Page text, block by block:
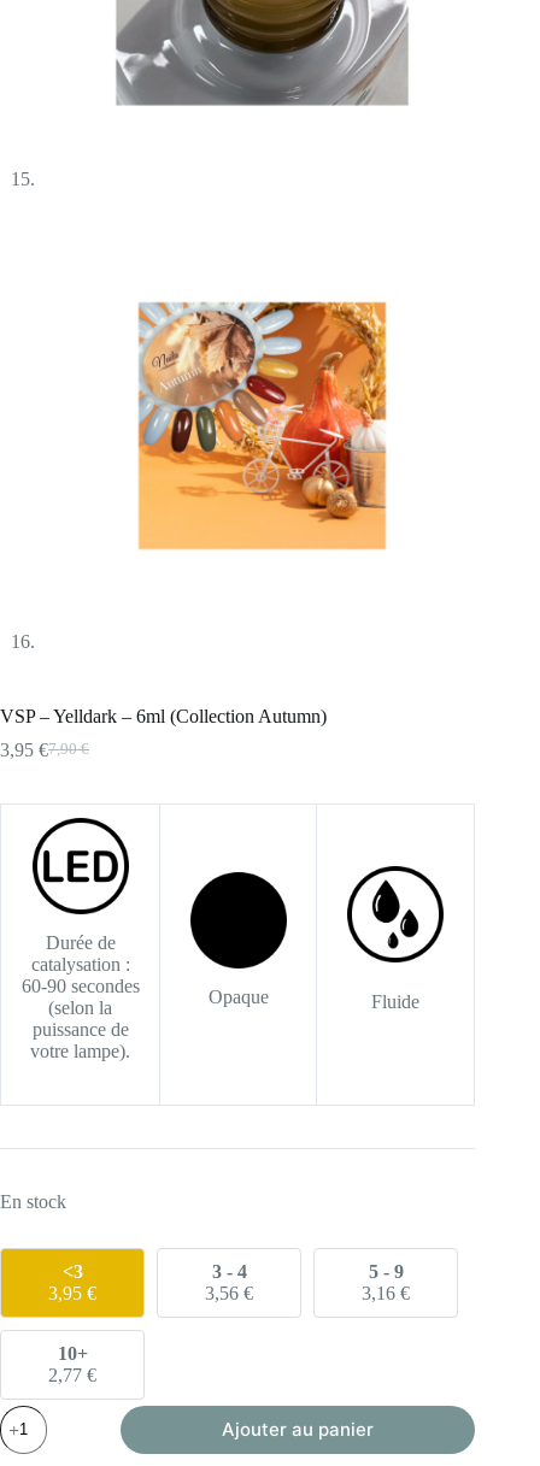
VSP – Yelldark – 6ml (Collection Autumn)
7,90€
Le
initial
était :
7,90 €.
3,95 €Le
actuel
est :
3,95 €.
Durée de
catalysation :
60-90 secondes
(selon la
puissance de
votre lampe).
Opaque Fluide
En stock
<3
3,95 €
3 - 4
3,56 €
5 - 9
3,16 €
10+
2,77 €
quantité
de
VSP
Ajouter au panier